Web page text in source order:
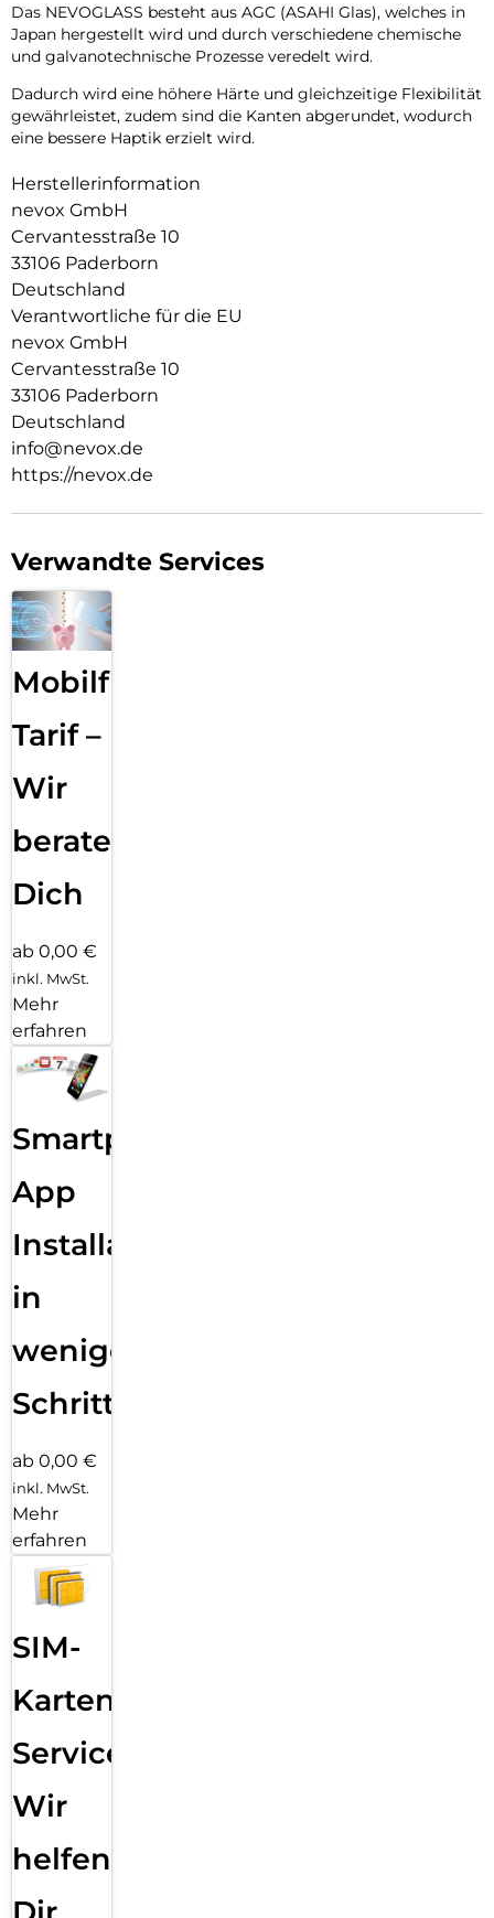
Das NEVOGLASS besteht aus AGC (ASAHI Glas), welches in
Japan hergestellt wird und durch verschiedene chemische
und galvanotechnische Prozesse veredelt wird.
Dadurch wird eine höhere Härte und gleichzeitige Flexibilität
gewährleistet, zudem sind die Kanten abgerundet, wodurch
eine bessere Haptik erzielt wird.
Herstellerinformation
nevox GmbH
Cervantesstraße 10
33106 Paderborn
Deutschland
Verantwortliche für die EU
nevox GmbH
Cervantesstraße 10
33106 Paderborn
Deutschland
info@nevox.de
https://nevox.de
Verwandte Services
Mobilfunk
Tarif –
Wir
beraten
Dich
ab 0,00 €
inkl. MwSt.
Mehr
erfahren
Smartphone
App
Installation
in
wenigen
Schritten
ab 0,00 €
inkl. MwSt.
Mehr
erfahren
SIM-
Karten
Service:
Wir
helfen